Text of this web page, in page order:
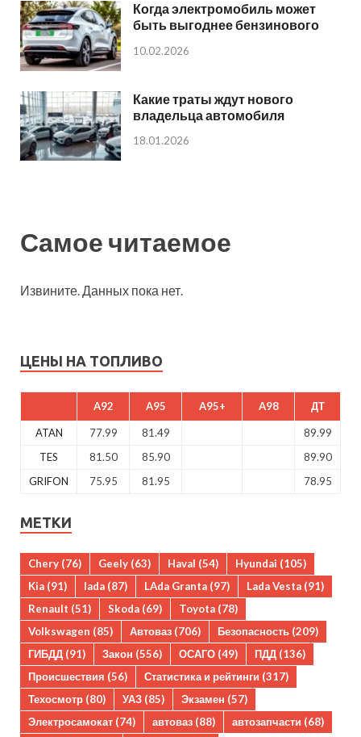
Когда электромобиль может
быть выгоднее бензинового
10.02.2026
Какие траты ждут нового
владельца автомобиля
18.01.2026
Самое читаемое
Извините. Данных пока нет.
ЦЕНЫ НА ТОПЛИВО
A92 A95 A95+ A98 ДТ
ATAN 77.99 81.49
89.99
TES
81.50 85.90
89.90
GRIFON
75.95 81.95 78.95
МЕТКИ
Chery (76) Geely (63) Haval (54) Hyundai (105)
Kia (91) lada (87) LAda Granta (97) Lada Vesta (91)
Renault (51) Skoda (69) Toyota (78)
Volkswagen (85) Автоваз (706) Безопасность (209)
ГИБДД (91) Закон (556) ОСАГО (49) ПДД (136)
Происшествия (56) Статистика и рейтинги (317)
Техосмотр (80) УАЗ (85) Экзамен (57)
Электросамокат (74) автоваз (88) автозапчасти (68)